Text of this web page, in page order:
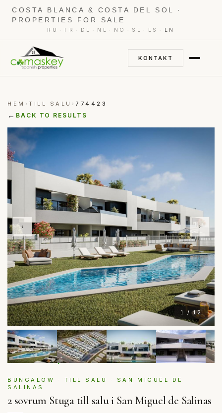
COSTA BLANCA & COSTA DEL SOL ·
PROPERTIES FOR SALE
RU · FR · DE · NL · NO · SE · ES · EN
KONTAKT
HEM ›TILL SALU › 774423
← BACK TO RESULTS
1 / 12
‹ ›
BUNGALOW · TILL SALU · SAN MIGUEL DE
SALINAS
2 sovrum Stuga till salu i San Miguel de Salinas